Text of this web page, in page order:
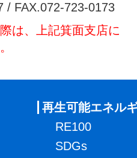
/ FAX.072-723-0173
は、上記箕面支店に
再生可能エネル
RE100
SDGs